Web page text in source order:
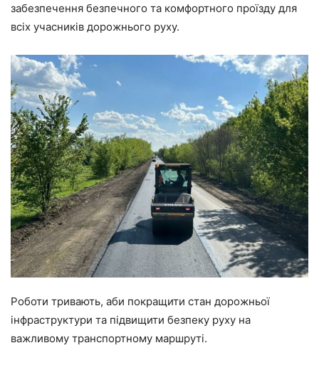
забезпечення безпечного та комфортного проїзду для
всіх учасників дорожнього руху.
Роботи тривають, аби покращити стан дорожньої
інфраструктури та підвищити безпеку руху на
важливому транспортному маршруті.